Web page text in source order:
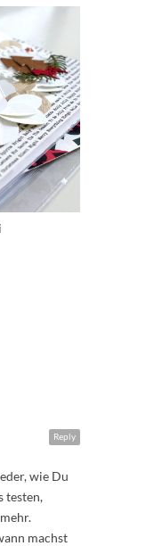
Reply
wie Du
testen,
machst